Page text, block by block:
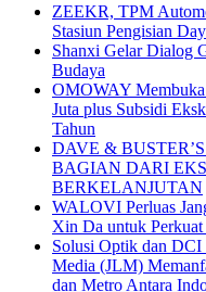
ZEEKR, TPM
Stasiun Pengisian
Shanxi Gelar Dialog
Budaya
OMOWAY
Juta plus Subsidi
Tahun
DAVE &
BAGIAN DARI
BERKELANJUTAN
WALOVI Perluas
Xin Da untuk
Solusi Optik dan
Media (JLM)
dan Metro Antara